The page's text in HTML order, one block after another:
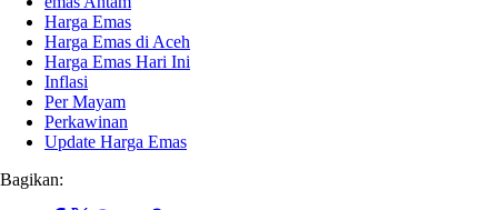
Harga Emas
Harga Emas di Aceh
Harga Emas Hari Ini
Inflasi
Per Mayam
Perkawinan
Update Harga Emas
Bagikan: